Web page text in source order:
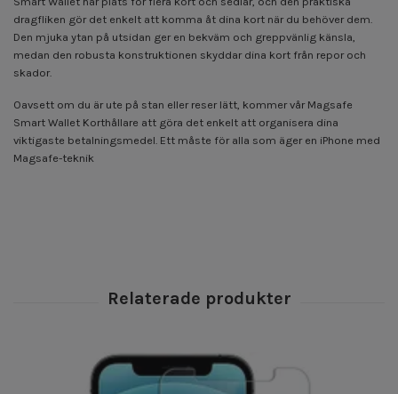
dragfliken gör det enkelt att komma åt dina kort när du behöver dem.
Den mjuka ytan på utsidan ger en bekväm och greppvänlig känsla,
medan den robusta konstruktionen skyddar dina kort från repor och
skador.
Oavsett om du är ute på stan eller reser lätt, kommer vår Magsafe
Smart Wallet Korthållare att göra det enkelt att organisera dina
viktigaste betalningsmedel. Ett måste för alla som äger en iPhone med
Magsafe-teknik